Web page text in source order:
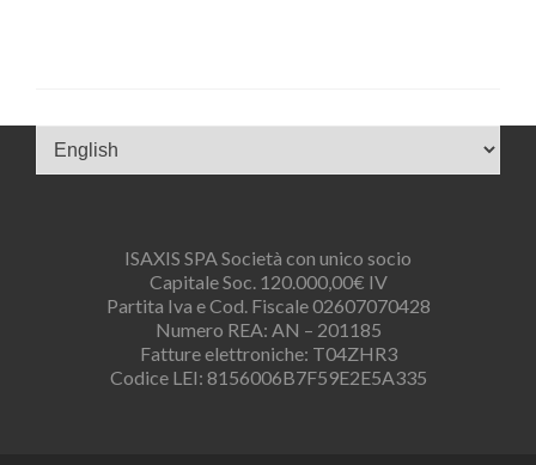
ISAXIS SPA Società con unico socio
Capitale Soc. 120.000,00€ IV
Partita Iva e Cod. Fiscale 02607070428
Numero REA: AN – 201185
Fatture elettroniche: T04ZHR3
Codice LEI: 8156006B7F59E2E5A335